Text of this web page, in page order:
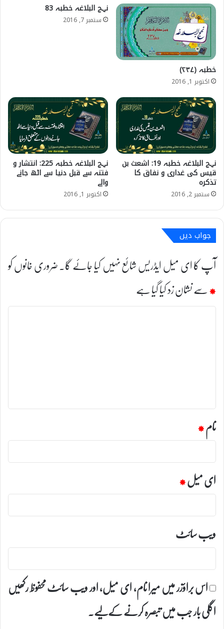
خطبہ (۲۳۷)
اکتوبر 1, 2016
نہج البلاغہ خطبہ 83
ستمبر 7, 2016
نہج البلاغہ خطبہ 19: اشعث بن
قیس کی غداری و نفاق کا
تذکرہ
ستمبر 2, 2016
نہج البلاغہ خطبہ 225: انتشار و
فتنہ سے قبل دنیا سے اٹھ جانے
والے
اکتوبر 1, 2016
جواب دیں
آپ کا ای میل ایڈریس شائع نہیں کیا جائے گا۔ضروری خانوں کو
*سے نشان زد کیا گیا ہے
ت
نام*
ای میل*
ویب‌ سائٹ
اس براؤزر میں میرا نام، ای میل، اور ویب سائٹ محفوظ رکھیں
اگلی بار جب میں تبصرہ کرنے کےلیے۔